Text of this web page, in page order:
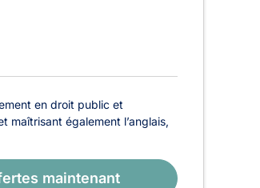
en droit public et
maîtrisant également l’anglais,
maintenant